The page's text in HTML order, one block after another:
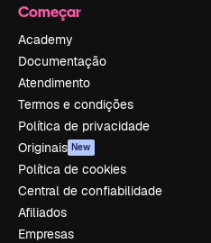
Começar
Academy
Documentação
Atendimento
Termos e condições
Política de privacidade
Originais New
Política de cookies
Central de confiabilidade
Afiliados
Empresas